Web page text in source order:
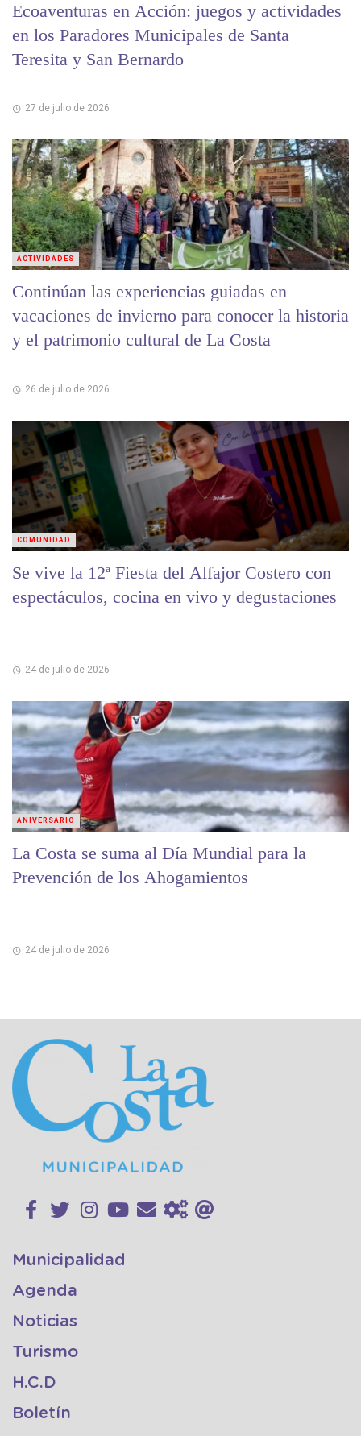
Ecoaventuras en Acción: juegos y actividades
en los Paradores Municipales de Santa
Teresita y San Bernardo
27 de julio de 2026
Continúan las experiencias guiadas en
vacaciones de invierno para conocer la historia
y el patrimonio cultural de La Costa
26 de julio de 2026
ACTIVIDADES
Se vive la 12ª Fiesta del Alfajor Costero con
espectáculos, cocina en vivo y degustaciones
24 de julio de 2026
COMUNIDAD
La Costa se suma al Día Mundial para la
Prevención de los Ahogamientos
24 de julio de 2026
ANIVERSARIO
Municipalidad
Agenda
Noticias
Turismo
H.C.D
Boletín